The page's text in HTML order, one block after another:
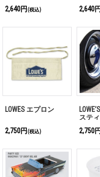
2,640円 (税込) 2,640円
LOWES エプロン
2,750円 (税込)
ステ
2,750円